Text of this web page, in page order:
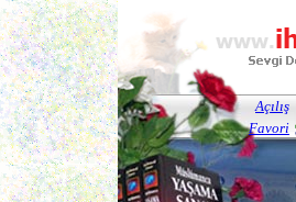
Açılış
Favori